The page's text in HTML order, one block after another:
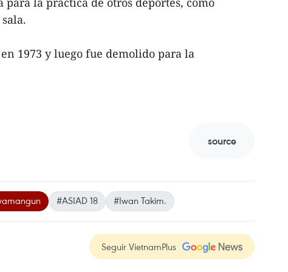
1973 y luego fue demolido para la
source
#ASIAD 18 #Iwan Takim.
Seguir VietnamPlus